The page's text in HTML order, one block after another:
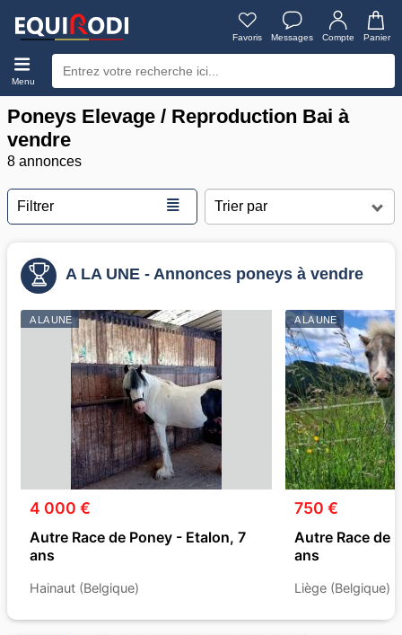
Favoris Messages Compte Panier
Menu
Poneys Elevage / Reproduction Bai à
vendre
8 annonces
Filtrer ≣
A LA UNE - Annonces poneys à vendre
A LA UNE
4 000 €
Autre Race de Poney - Etalon, 7
ans
Hainaut (Belgique)
A LA UNE
750 €
Autre Race de
ans
Liège (Belgique)